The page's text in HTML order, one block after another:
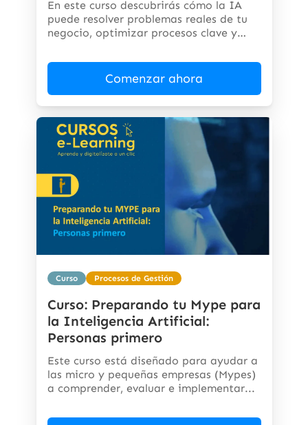
En este curso descubrirás cómo la IA
puede resolver problemas reales de tu
negocio, optimizar procesos clave y
Comenzar ahora
Curso Procesos de Gestión
Curso: Preparando tu Mype para
la Inteligencia Artificial:
Personas primero
Este curso está diseñado para ayudar a
las micro y pequeñas empresas (Mypes)
a comprender, evaluar e implementar...